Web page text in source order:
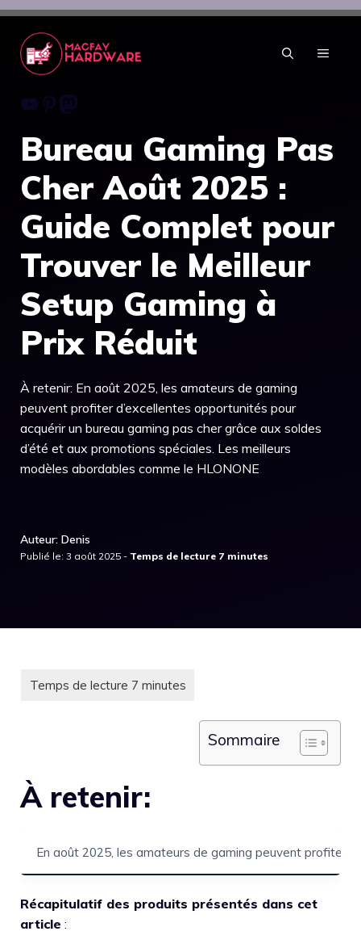
Aller
contenu
MENU
Youtube
Pinterest
Mastodon
Bureau Gaming Pas
Cher Août 2025 :
Guide Complet pour
Trouver le Meilleur
Setup Gaming à
Prix Réduit
À retenir: En août 2025, les amateurs de gaming
peuvent profiter d’excellentes opportunités pour
acquérir un bureau gaming pas cher grâce aux soldes
d’été et aux promotions spéciales. Les meilleurs
modèles abordables comme le HLONONE
Auteur: Denis
Publié le: 3 août 2025 -
Sommaire
À retenir:
En août 2025, les amateurs de gaming peuvent profiter
Récapitulatif des produits présentés dans cet
article :